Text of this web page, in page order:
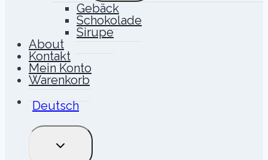
Gebäck
Schokolade
Sirupe
About
Kontakt
Mein Konto
Warenkorb
Deutsch
UNTERMENÜ
UMSCHALTEN